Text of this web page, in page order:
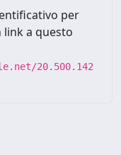
per
link a questo
20.500.142